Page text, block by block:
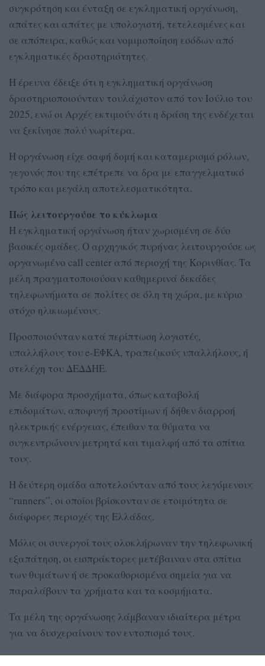
συγκρότηση και ένταξη σε εγκληματική οργάνωση,
απάτες και απάτες με υπολογιστή, τετελεσμένες και
σε απόπειρα, καθώς και νομιμοποίηση εσόδων από
εγκληματικές δραστηριότητες.
Η έρευνα έδειξε ότι η εγκληματική οργάνωση
δραστηριοποιούνταν τουλάχιστον από τον Ιούλιο του
2025, ενώ οι Αρχές εκτιμούν ότι η δράση της ενδέχεται
να ξεκίνησε πολύ νωρίτερα.
Η οργάνωση είχε σαφή δομή και καταμερισμό ρόλων,
γεγονός που της επέτρεπε να δρα με επαγγελματικό
τρόπο και μεγάλη αποτελεσματικότητα.
Πώς λειτουργούσε το κύκλωμα
Η εγκληματική οργάνωση ήταν χωρισμένη σε δύο
βασικές ομάδες. Ο αρχηγικός πυρήνας λειτουργούσε ως
οργανωμένο call center από περιοχή της Κορινθίας. Τα
μέλη πραγματοποιούσαν καθημερινά δεκάδες
τηλεφωνήματα σε πολίτες σε όλη τη χώρα, με κύριο
στόχο ηλικιωμένους.
Προσποιούνταν κατά περίπτωση λογιστές,
υπαλλήλους του e-ΕΦΚΑ, τραπεζικούς υπαλλήλους, ή
στελέχη του ΔΕΔΔΗΕ.
Με διάφορα προσχήματα, όπως καταβολή
επιδομάτων, αποφυγή προστίμων ή δήθεν διαρροή
ηλεκτρικής ενέργειας, έπειθαν τα θύματα να
συγκεντρώνουν μετρητά και τιμαλφή από τα σπίτια
τους.
Η δεύτερη ομάδα αποτελούνταν από τους λεγόμενους
“runners”, οι οποίοι βρίσκονταν σε ετοιμότητα σε
διάφορες περιοχές της Ελλάδας.
Μόλις οι συνεργοί τους ολοκλήρωναν την τηλεφωνική
εξαπάτηση, οι εισπράκτορες μετέβαιναν στα σπίτια
των θυμάτων ή σε προκαθορισμένα σημεία για να
παραλάβουν τα χρήματα και τα κοσμήματα.
Τα μέλη της οργάνωσης λάμβαναν ιδιαίτερα μέτρα
για να δυσχεραίνουν τον εντοπισμό τους.
Συγκεκριμένα, χρησιμοποιούσαν αποκλειστικά